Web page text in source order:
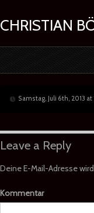
CHRISTIAN
Samstag, Juli 6th, 2013 at
Leave a Reply
Deine E-Mail-Adresse
Kommentar